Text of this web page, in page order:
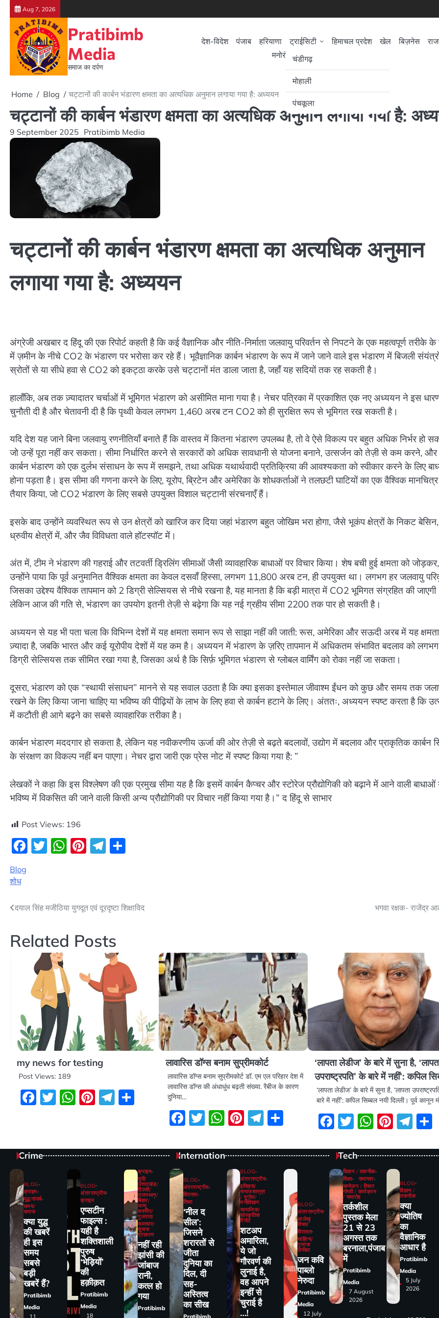
Skip
content
Aug 7, 2026
Pratibimb
Media
समाज का दर्पण
देश-विदेश पंजाब हरियाणा
ट्राईसिटी
चंडीगढ़
मोहाली
पंचकूला
हिमाचल प्रदेश खेल बिज़नेस
मनोरंजन/सिनेमा
Home Blog चट्टानों की कार्बन भंडारण क्षमता का अत्यधिक अनुमान लगाया गया है: अध्ययन
चट्टानों की कार्बन भंडारण क्षमता का अत्यधिक अनुमान लगाया गया है:
9 September 2025 Pratibimb Media
चट्टानों की कार्बन भंडारण क्षमता का अत्यधिक अनुमान
लगाया गया है: अध्ययन
अंग्रेजी अखबार द हिंदू की एक रिपोर्ट कहती है कि कई वैज्ञानिक और नीति-निर्माता जलवायु परिवर्तन से निपटने के एक महत्वपूर्ण तरीके
में ज़मीन के नीचे CO2 के भंडारण पर भरोसा कर रहे हैं। भूवैज्ञानिक कार्बन भंडारण के रूप में जाने जाने वाले इस भंडारण में बिजली
स्रोतों से या सीधे हवा से CO2 को इकट्ठा करके उसे चट्टानों मंत डाला जाता है, जहाँ यह सदियों तक रह सकती है।
हालाँकि, अब तक ज़्यादातर चर्चाओं में भूमिगत भंडारण को असीमित माना गया है। नेचर पत्रिका में प्रकाशित एक नए अध्ययन ने इस
चुनौती दी है और चेतावनी दी है कि पृथ्वी केवल लगभग 1,460 अरब टन CO2 को ही सुरक्षित रूप से भूमिगत रख सकती है।
यदि देश यह जाने बिना जलवायु रणनीतियाँ बनाते हैं कि वास्तव में कितना भंडारण उपलब्ध है, तो वे ऐसे विकल्प पर बहुत अधिक निर्भर हो
जो उन्हें पूरा नहीं कर सकता। सीमा निर्धारित करने से सरकारों को अधिक सावधानी से योजना बनाने, उत्सर्जन को तेज़ी से कम करने, और
कार्बन भंडारण को एक दुर्लभ संसाधन के रूप में समझने, तथा अधिक यथार्थवादी प्रतिक्रिया की आवश्यकता को स्वीकार करने के लिए
होना पड़ता है। इस सीमा की गणना करने के लिए, यूरोप, ब्रिटेन और अमेरिका के शोधकर्ताओं ने तलछटी घाटियों का एक वैश्विक मानचित्र
तैयार किया, जो CO2 भंडारण के लिए सबसे उपयुक्त विशाल चट्टानी संरचनाएँ हैं।
इसके बाद उन्होंने व्यवस्थित रूप से उन क्षेत्रों को खारिज कर दिया जहां भंडारण बहुत जोखिम भरा होगा, जैसे भूकंप क्षेत्रों के निकट बेसिन,
ध्रुवीय क्षेत्रों में, और जैव विविधता वाले हॉटस्पॉट में।
अंत में, टीम ने भंडारण की गहराई और तटवर्ती ड्रिलिंग सीमाओं जैसी व्यावहारिक बाधाओं पर विचार किया। शेष बची हुई क्षमता को जोड़कर,
उन्होंने पाया कि पूर्व अनुमानित वैश्विक क्षमता का केवल दसवाँ हिस्सा, लगभग 11,800 अरब टन, ही उपयुक्त था। लगभग हर जलवायु
जिसका उद्देश्य वैश्विक तापमान को 2 डिग्री सेल्सियस से नीचे रखना है, यह मानता है कि बड़ी मात्रा में CO2 भूमिगत संग्रहित की
लेकिन आज की गति से, भंडारण का उपयोग इतनी तेज़ी से बढ़ेगा कि यह नई ग्रहीय सीमा 2200 तक पार हो सकती है।
अध्ययन से यह भी पता चला कि विभिन्न देशों में यह क्षमता समान रूप से साझा नहीं की जाती: रूस, अमेरिका और सऊदी अरब में यह क्षमता
ज़्यादा है, जबकि भारत और कई यूरोपीय देशों में यह कम है। अध्ययन में भंडारण के ज़रिए तापमान में अधिकतम संभावित बदलाव को
डिग्री सेल्सियस तक सीमित रखा गया है, जिसका अर्थ है कि सिर्फ़ भूमिगत भंडारण से ग्लोबल वार्मिंग को रोका नहीं जा सकता।
दूसरा, भंडारण को एक “स्थायी संसाधन” मानने से यह सवाल उठता है कि क्या इसका इस्तेमाल जीवाश्म ईंधन को कुछ और समय तक
रखने के लिए किया जाना चाहिए या भविष्य की पीढ़ियों के लाभ के लिए हवा से कार्बन हटाने के लिए। अंततः, अध्ययन स्पष्ट करता है कि
में कटौती ही आगे बढ़ने का सबसे व्यावहारिक तरीका है।
कार्बन भंडारण मददगार हो सकता है, लेकिन यह नवीकरणीय ऊर्जा की ओर तेज़ी से बढ़ते बदलावों, उद्योग में बदलाव और प्राकृतिक कार्बन
के संरक्षण का विकल्प नहीं बन पाएगा। नेचर द्वारा जारी एक प्रेस नोट में स्पष्ट किया गया है: ”
लेखकों ने कहा कि इस विश्लेषण की एक प्रमुख सीमा यह है कि इसमें कार्बन कैप्चर और स्टोरेज प्रौद्योगिकी को बढ़ाने में आने वाली बाधाओं
भविष्य में विकसित की जाने वाली किसी अन्य प्रौद्योगिकी पर विचार नहीं किया गया है।” द हिंदू से साभार
Post Views: 196
Facebook
Twitter
WhatsApp
Pinterest
Telegram
Blog
शोध
Post
दयाल सिंह मजीठिया युगदूत एवं दूरदृष्टा शिक्षाविद भगवा रक्षक- राजेंद्र
Related Posts
my news for testing
Post Views: 189
Facebook
Twitter
WhatsApp
Pinterest
Telegram
Share
लावारिस डॉग्स बनाम सुप्रीमकोर्ट
लावारिस डॉग्स बनाम सुप्रीमकोर्ट डॉ. एम एल परिहार देश में
लावारिस डॉग्स की अंधाधुंध बढ़ती संख्या. रैबीज के कारण
दुनिया…
Facebook
Twitter
WhatsApp
Pinterest
Telegram
Share
‘लापता लेडीज’ के बारे में सुना है,
उपराष्ट्रपति’ के बारे में नहीं’: कपिल
‘लापता लेडीज’ के बारे में सुना है, ‘लापता
बारे में नहीं’: कपिल सिब्बल नयी दिल्ली। पूर्व कानून
Facebook
Twitter
Crime
BLOG
क्राइम
युद्ध/संघर्ष
समय/
समाज
क्या युद्ध
की खबरें
ही इस
समय
सबसे
बड़ी
खबरें हैं?
Pratibimb
Media
11
BLOG
अंतरराष्ट्रीय
क्राइम
एप्सटीन
फाइल्स :
यही है
शक्तिशाली
पुरुष
‘भेड़ियों’
की
हक़ीक़त
Pratibimb
Media
18
क्राइम
यूपी/
उत्तराखंड/
दिल्ली/
राजस्थान/
बिहार/
जम्मू
कश्मीर/
गुजरात/
समाचार/
सूचना
प्रसारण
नहीं रही
झांसी की
जांंबाज
रानी,
कत्‍ल हो
गया
Pratibimb
Internation
BLOG
अंतरराष्ट्रीय
विरासत
शिक्षा
‘नील द
सील’:
जिसने
शरारतों से
जीता
दुनिया का
दिल, दी
सह-
अस्तित्व
का सीख
Pratibimb
BLOG
अंतरराष्ट्रीय
इतिहास/
समाजशास्त्र
/ भूगोल/
मनोविज्ञान
सामाजिक/
सांस्कृतिक
रिपोर्ट
शटअप
अमारिला,
ये जो
गौरवर्ण की
लुनाई है,
वह आपने
इन्हीं से
चुराई है
…!
BLOG
अंतरराष्ट्रीय
आलेख
विचार
विरासत
साहित्य/
पुस्तक
समीक्षा
जन कवि
पाब्लो
नेरुदा
Pratibimb
Media
12 July
Tech
विज्ञान / तकनीक
शिक्षा
समाचार
सम्मेलन / विचार
गोष्ठी / कार्यक्रम
/ समारोह
तर्कशील
पुस्तक मेला
21 से 23
अगस्त तक
बरनाला,पंजाब
में
Pratibimb
Media
7 August
2026
BLOG
विज्ञान /
तकनीक
क्या
ज्योतिष
का
वैज्ञानिक
आधार है
Pratibimb
Media
5 July
2026